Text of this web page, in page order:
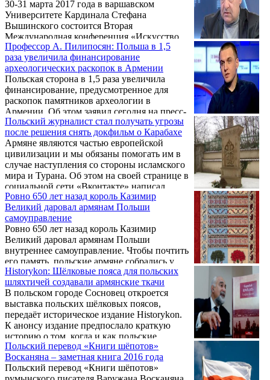
30-31 марта 2017 года в варшавском
Университете Кардинала Стефана
Вышинского состоится Вторая
Международная конференция «Искусство
армянской диаспоры». Организаторами
конференции выступили Польский
институт изучения мирового искусства и
Университет Кардинала Стефана
Вышинского, при поддержке организаций
«Фонд Саакян» и «Центр межкультурного и
межрелигиозного диалога».
Профессор А. Пилипосян: Польша в 1,5
раза увеличила финансирование
археологических раскопок в Армении
Польская сторона в 1,5 раза увеличила
финансирование, предусмотренное для
раскопок памятников археологии в
Армении. Об этом заявил сегодня на пресс-
конференции заведующий кафедрой
истории Армении Армянского
государственного педагогического
университета (АГПУ) им. Х. Абовяна,
заместитель директора по научной
деятельности государственной
некоммерческой организации «Служба по
охране исторической среды и историко-
культурных музеев-заповедников»
министерства культуры РА, доктор
исторических наук, профессор ...
Польский журналист стал получать угрозы
после решения снять докфильм о Карабахе
Армяне являются частью европейской
цивилизации и мы обязаны помогать им в
случае наступления со стороны исламского
мира и Турана. Об этом на своей странице в
социальной сети «Вконтакте» написал
польский журналист Томаш Мацейчук. Он
также заявил, что получает угрозы после
того, как решил снять документальный
фильм о Карабахе.
Ровно 650 лет назад король Казимир
Великий даровал армянам Польши
самоуправление
Ровно 650 лет назад король Казимир
Великий даровал армянам Польши
внутреннее самоуправление. Чтобы почтить
его память, польские армяне собрались у
надгробия короля в Кракове, передаёт 3-е
Польское телевидение.
Historykon: Шёлковые пояса для польских
шляхтичей создавали армянские ткачи
В польском городе Сосновец откроется
выставка польских шёлковых поясов,
передаёт историческое издание Historykon.
К анонсу издание предпослало краткую
историю о том, когда и как польские
дворяне начали носить пояса – и кто их
создавал и привозил.
Польский перевод «Книги шёпотов»
Восканяна – заметная книга 2016 года
Польский перевод «Книги шёпотов»